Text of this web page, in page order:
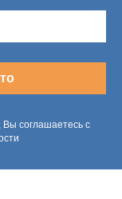
Вы соглашаетесь с